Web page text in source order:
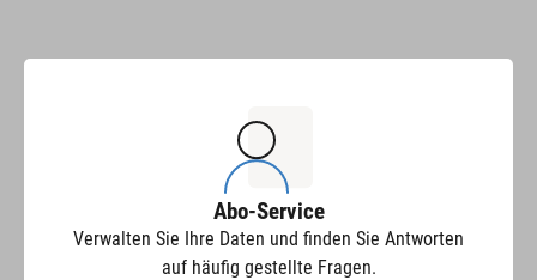
Abo-Service
Verwalten Sie Ihre Daten und finden Sie Antworten
auf häufig gestellte Fragen.